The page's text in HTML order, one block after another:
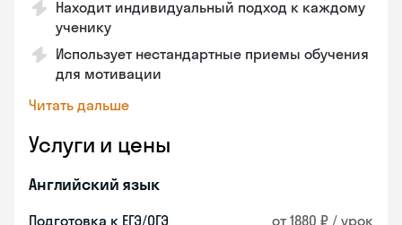
Находит индивидуальный подход к каждому
ученику
Использует нестандартные приемы обучения
для мотивации
Читать дальше
Услуги и цены
Английский язык
Подготовка к ЕГЭ/ОГЭ от 1880 ₽ / урок